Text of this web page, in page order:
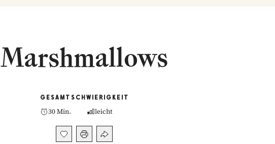
Marshmallows
GESAMT
30 Min.
SCHWIERIGKEIT
leicht